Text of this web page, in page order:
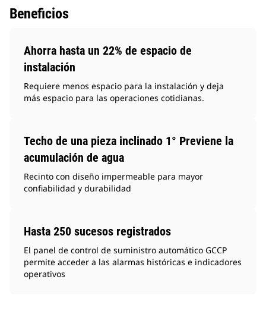
Beneficios
Ahorra hasta un 22% de espacio de
instalación
Requiere menos espacio para la instalación y deja
más espacio para las operaciones cotidianas.
Techo de una pieza inclinado 1° Previene la
acumulación de agua
Recinto con diseño impermeable para mayor
confiabilidad y durabilidad
Hasta 250 sucesos registrados
El panel de control de suministro automático GCCP
permite acceder a las alarmas históricas e indicadores
operativos